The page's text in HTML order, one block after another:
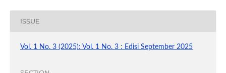
ISSUE
Vol. 1 No. 3 (2025): Vol. 1 No. 3 : Edisi September 2025